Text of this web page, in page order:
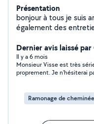
Présentation
bonjour à tous je suis
également des
Dernier avis laissé
Il y a 6 mois
Monsieur Visse est très
proprement. Je n'hésiterai
Ramonage de cheminée